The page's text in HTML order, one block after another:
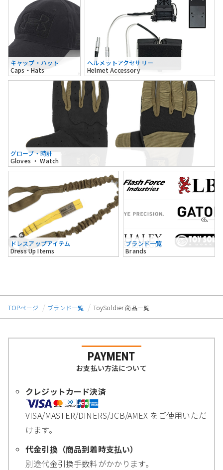
キャップ・ハット
Caps・Hats
ヘルメットアクセサリー
Helmet Accessory
グローブ・時計
Gloves ・ Watch
ドレスアップアイテム
Dress Up Items
ブランド一覧
Brands
TOPページ ブランド一覧 ToySoldier 商品一覧
PAYMENT
お支払い方法について
クレジットカード決済
VISA/MASTER/DINERS/JCB/AMEX をご使用いただ
けます。
代金引換（商品到着時支払い）
別途代金引換手数料がかかります。